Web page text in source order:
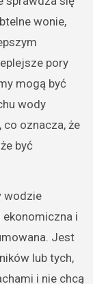
wonie,
pory
mogą być
wody
oznacza, że
być
wodzie
i
Jest
lub tych,
i nie chcą